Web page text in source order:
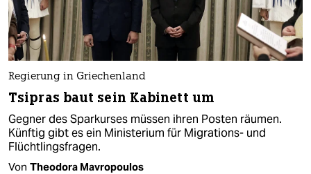
Regierung in Griechenland
Tsipras baut sein Kabinett um
Gegner des Sparkurses müssen ihren Posten räumen.
Künftig gibt es ein Ministerium für Migrations- und
Flüchtlingsfragen.
Von Theodora Mavropoulos